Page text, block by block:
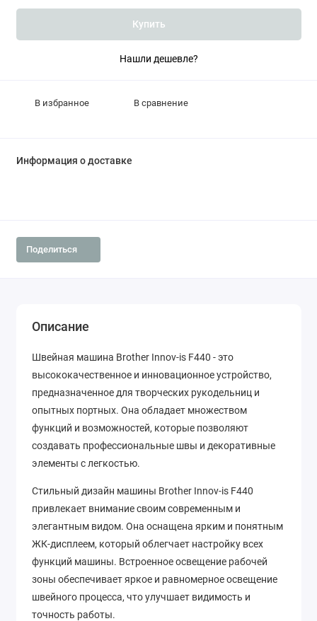
Купить
Нашли дешевле?
В избранное В сравнение
Информация о доставке
Поделиться
Описание
Швейная машина Brother Innov-is F440 - это
высококачественное и инновационное устройство,
предназначенное для творческих рукодельниц и
опытных портных. Она обладает множеством
функций и возможностей, которые позволяют
создавать профессиональные швы и декоративные
элементы с легкостью.
Стильный дизайн машины Brother Innov-is F440
привлекает внимание своим современным и
элегантным видом. Она оснащена ярким и понятным
ЖК-дисплеем, который облегчает настройку всех
функций машины. Встроенное освещение рабочей
зоны обеспечивает яркое и равномерное освещение
швейного процесса, что улучшает видимость и
точность работы.